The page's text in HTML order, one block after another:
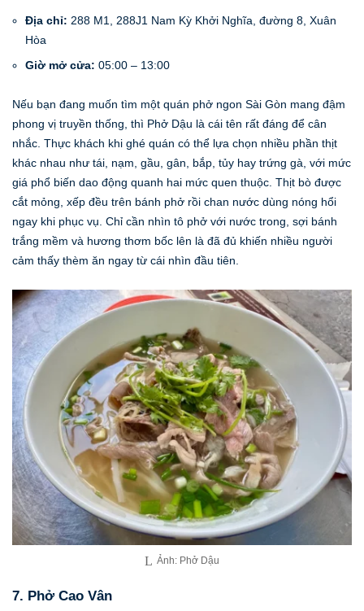
Địa chỉ: 288 M1, 288J1 Nam Kỳ Khởi Nghĩa, đường 8, Xuân
Hòa
Giờ mở cửa: 05:00 – 13:00
Nếu bạn đang muốn tìm một quán phở ngon Sài Gòn mang đậm
phong vị truyền thống, thì Phở Dậu là cái tên rất đáng để cân
nhắc. Thực khách khi ghé quán có thể lựa chọn nhiều phần thịt
khác nhau như tái, nạm, gầu, gân, bắp, tủy hay trứng gà, với mức
giá phổ biến dao động quanh hai mức quen thuộc. Thịt bò được
cắt mỏng, xếp đều trên bánh phở rồi chan nước dùng nóng hổi
ngay khi phục vụ. Chỉ cần nhìn tô phở với nước trong, sợi bánh
trắng mềm và hương thơm bốc lên là đã đủ khiến nhiều người
cảm thấy thèm ăn ngay từ cái nhìn đầu tiên.
Ảnh: Phở Dậu
7. Phở Cao Vân